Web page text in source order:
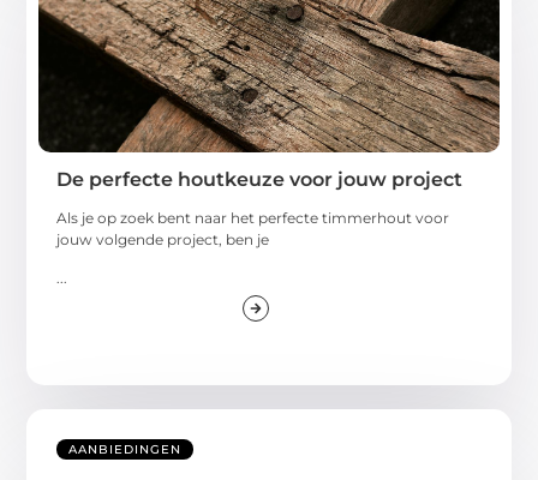
De perfecte houtkeuze voor jouw project
Als je op zoek bent naar het perfecte timmerhout voor
jouw volgende project, ben je
...
AANBIEDINGEN